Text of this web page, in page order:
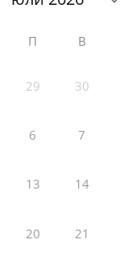
П В
29 30
6 7
13 14
20 21